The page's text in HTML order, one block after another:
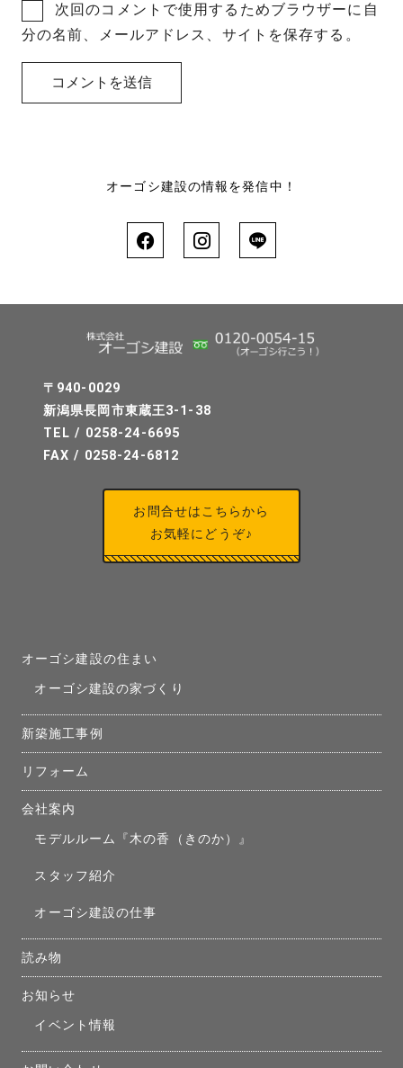
次回のコメントで使用するためブラウザーに自
分の名前、メールアドレス、サイトを保存する。
オーゴシ建設の情報を発信中！
〒940-0029
新潟県長岡市東蔵王3-1-38
TEL / 0258-24-6695
FAX / 0258-24-6812
お問合せはこちらから
お気軽にどうぞ♪
オーゴシ建設の住まい
オーゴシ建設の家づくり
新築施工事例
リフォーム
会社案内
モデルルーム『木の香（きのか）』
スタッフ紹介
オーゴシ建設の仕事
読み物
お知らせ
イベント情報